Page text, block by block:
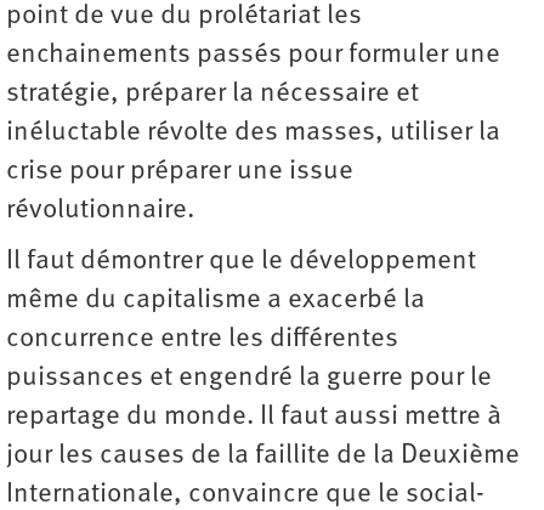
point de vue du prolétariat les
enchainements passés pour formuler une
stratégie, préparer la nécessaire et
inéluctable révolte des masses, utiliser la
crise pour préparer une issue
révolutionnaire.
Il faut démontrer que le développement
même du capitalisme a exacerbé la
concurrence entre les différentes
puissances et engendré la guerre pour le
repartage du monde. Il faut aussi mettre à
jour les causes de la faillite de la Deuxième
Internationale, convaincre que le social-